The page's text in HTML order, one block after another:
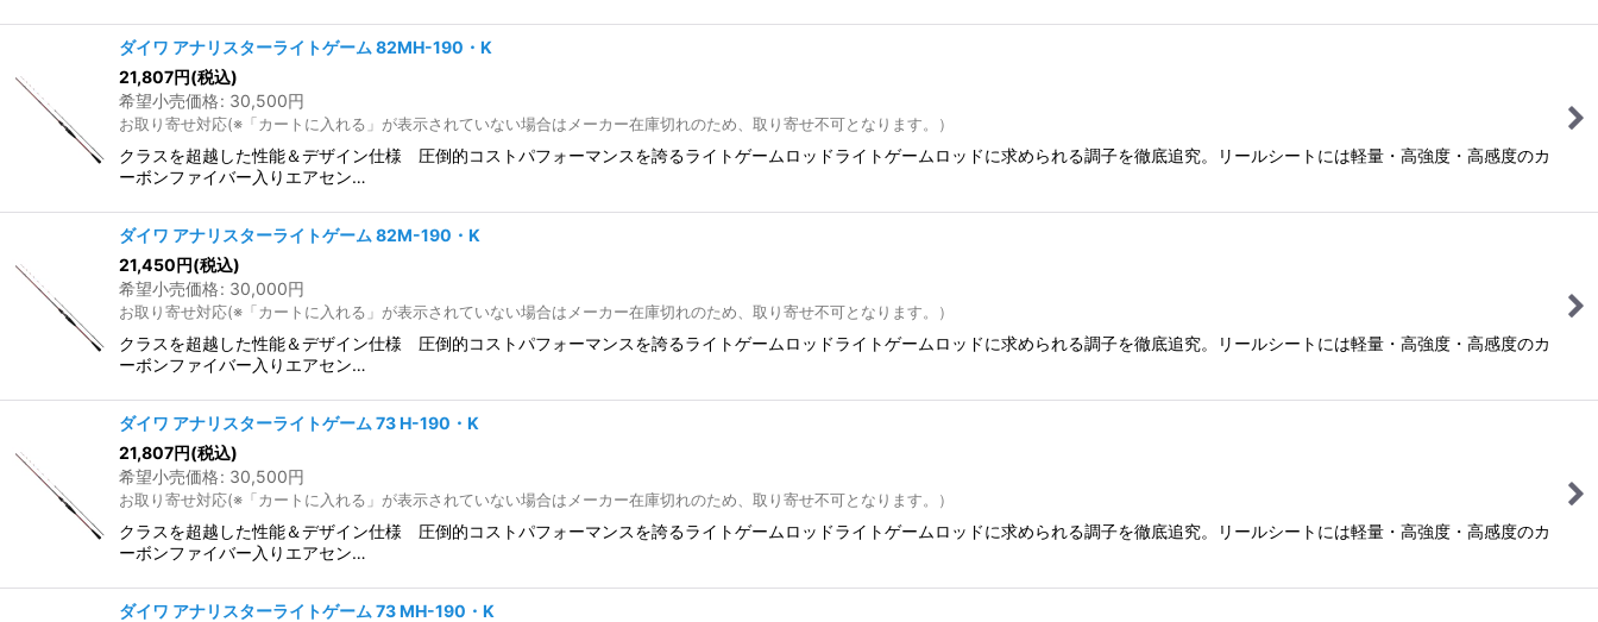
ダイワ アナリスターライトゲーム 82MH-190・K
21,807円(税込)
希望小売価格: 30,500円
お取り寄せ対応(※「カートに入れる」が表示されていない場合はメーカー在庫切れのため、取り寄せ不可となります。）
クラスを超越した性能＆デザイン仕様 圧倒的コストパフォーマンスを誇るライトゲームロッドライトゲームロッドに求められる調子を徹底追究。リールシートには軽量・高強度・高感度のカ
ーボンファイバー入りエアセン…
ダイワ アナリスターライトゲーム 82M-190・K
21,450円(税込)
希望小売価格: 30,000円
お取り寄せ対応(※「カートに入れる」が表示されていない場合はメーカー在庫切れのため、取り寄せ不可となります。）
クラスを超越した性能＆デザイン仕様 圧倒的コストパフォーマンスを誇るライトゲームロッドライトゲームロッドに求められる調子を徹底追究。リールシートには軽量・高強度・高感度のカ
ーボンファイバー入りエアセン…
ダイワ アナリスターライトゲーム 73 H-190・K
21,807円(税込)
希望小売価格: 30,500円
お取り寄せ対応(※「カートに入れる」が表示されていない場合はメーカー在庫切れのため、取り寄せ不可となります。）
クラスを超越した性能＆デザイン仕様 圧倒的コストパフォーマンスを誇るライトゲームロッドライトゲームロッドに求められる調子を徹底追究。リールシートには軽量・高強度・高感度のカ
ーボンファイバー入りエアセン…
ダイワ アナリスターライトゲーム 73 MH-190・K